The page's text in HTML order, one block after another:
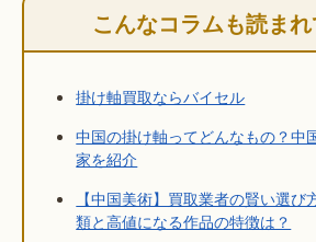
こんなコラムも読ま
掛け軸買取ならバイセル
中国の掛け軸ってどんなもの？中
家を紹介
【中国美術】買取業者の賢い選
類と高値になる作品の特徴は？